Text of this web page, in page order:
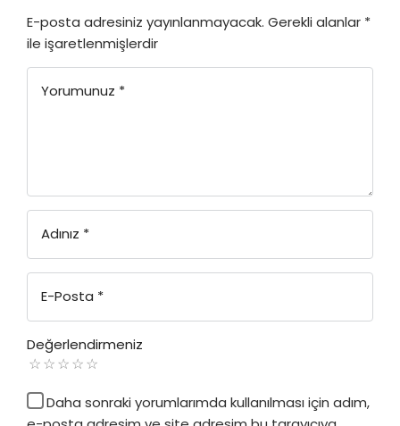
E-posta adresiniz yayınlanmayacak. Gerekli alanlar *
ile işaretlenmişlerdir
Yorumunuz *
Adınız *
E-Posta *
Değerlendirmeniz
Daha sonraki yorumlarımda kullanılması için adım,